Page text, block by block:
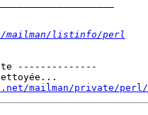
mailman/listinfo/perl
--------------
mailman/private/perl/